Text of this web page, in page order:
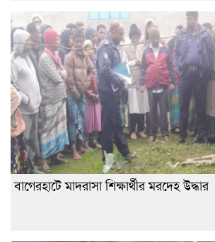
বাগেরহাটে মাদরাসা শিক্ষার্থীর মরদেহ উদ্ধার